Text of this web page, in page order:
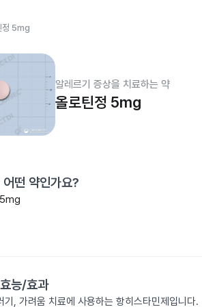
정 5mg
알레르기 증상을 치료하는 약
올로틴정 5mg
어떤 약인가요?
효능/효과
기, 가려움 치료에 사용하는 항히스타민제입니다.